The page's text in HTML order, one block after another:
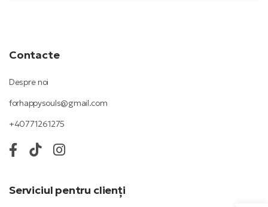
Contacte
Despre noi
forhappysouls@gmail.com
+40771261275
Serviciul pentru clienți